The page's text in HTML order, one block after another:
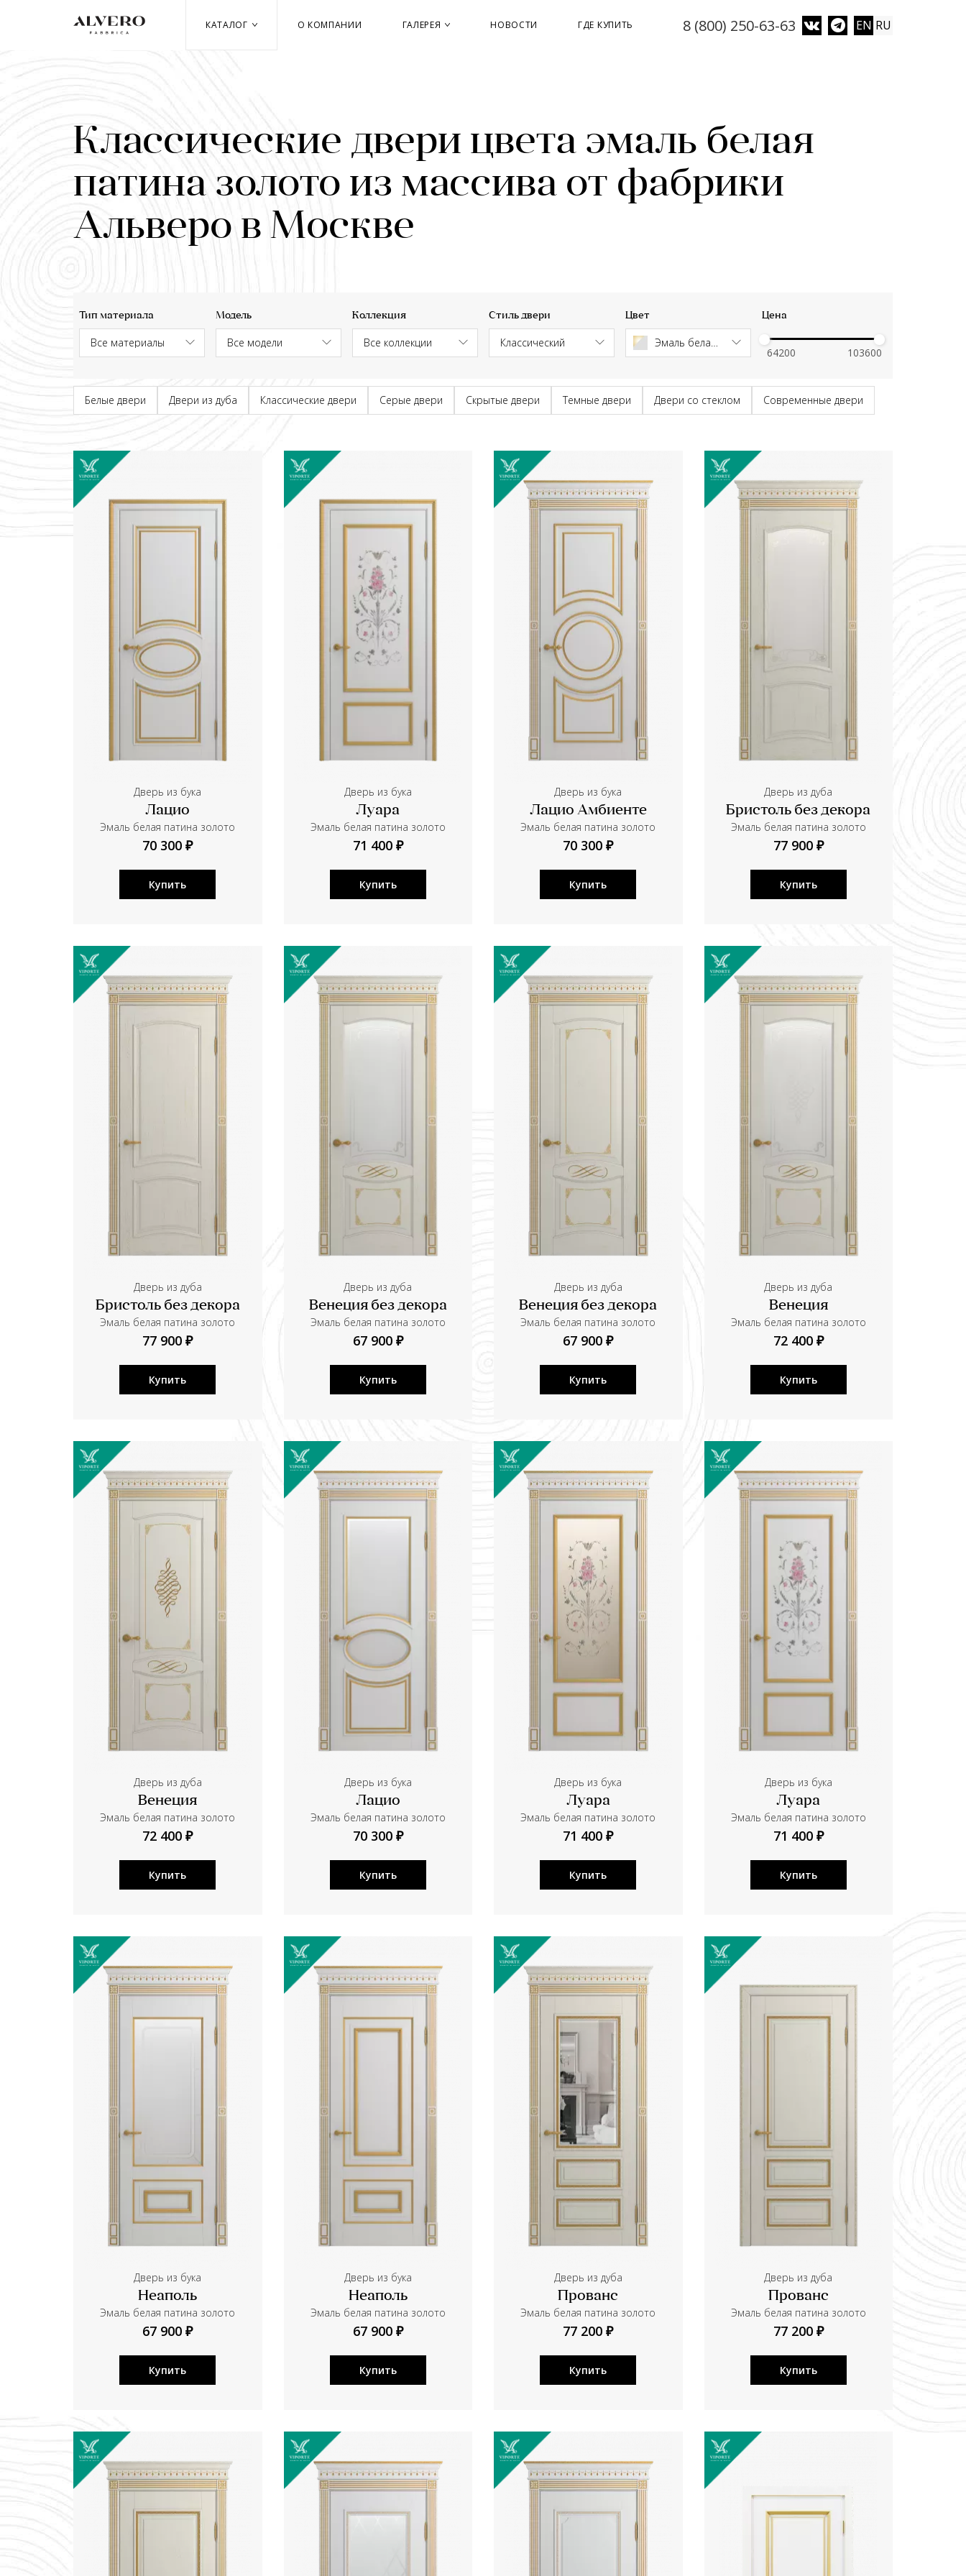
8 (800) 250-63-63 EN RU
КАТАЛОГ О КОМПАНИИ ГАЛЕРЕЯ НОВОСТИ ГДЕ КУПИТЬ
Классические двери цвета эмаль белая
патина золото из массива от фабрики
Альверо в Москве
Тип материала Модель Коллекция Стиль двери Цвет
Эмаль белая патина золото
Цена
Белые двери Двери из дуба Классические двери Серые двери Скрытые двери Темные двери Двери со стеклом Современные двери
Дверь из бука
Лацио
Эмаль белая патина золото
70 300 ₽
Купить
Дверь из бука
Луара
Эмаль белая патина золото
71 400 ₽
Купить
Дверь из бука
Лацио Амбиенте
Эмаль белая патина золото
70 300 ₽
Купить
Дверь из дуба
Бристоль без декора
Эмаль белая патина золото
77 900 ₽
Купить
Дверь из дуба
Бристоль без декора
Эмаль белая патина золото
77 900 ₽
Купить
Дверь из дуба
Венеция без декора
Эмаль белая патина золото
67 900 ₽
Купить
Дверь из дуба
Венеция без декора
Эмаль белая патина золото
67 900 ₽
Купить
Дверь из дуба
Венеция
Эмаль белая патина золото
72 400 ₽
Купить
Дверь из дуба
Венеция
Эмаль белая патина золото
72 400 ₽
Купить
Дверь из бука
Лацио
Эмаль белая патина золото
70 300 ₽
Купить
Дверь из бука
Луара
Эмаль белая патина золото
71 400 ₽
Купить
Дверь из бука
Луара
Эмаль белая патина золото
71 400 ₽
Купить
Дверь из бука
Неаполь
Эмаль белая патина золото
67 900 ₽
Купить
Дверь из бука
Неаполь
Эмаль белая патина золото
67 900 ₽
Купить
Дверь из дуба
Прованс
Эмаль белая патина золото
77 200 ₽
Купить
Дверь из дуба
Прованс
Эмаль белая патина золото
77 200 ₽
Купить